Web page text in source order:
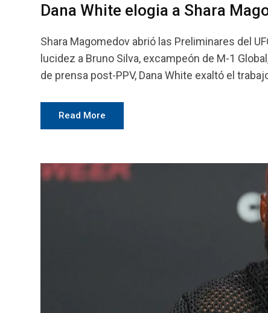
Dana White elogia a Shara
Shara Magomedov abrió las Preliminares del
lucidez a Bruno Silva, excampeón de M-1
de prensa post-PPV, Dana White exaltó el
Read More